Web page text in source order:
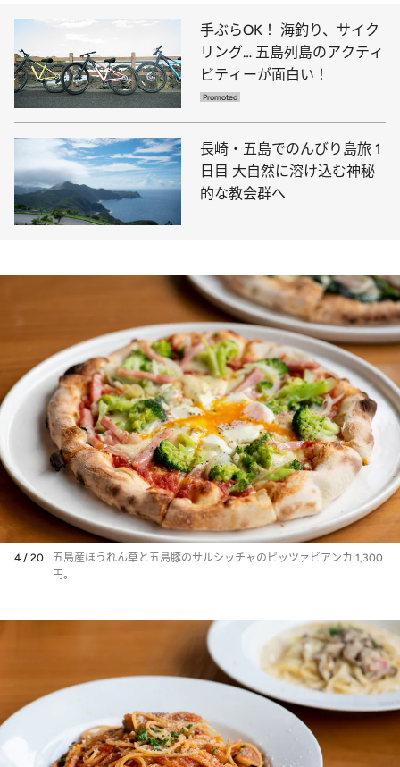
手ぶらOK！ 海釣り、サイク
リング… 五島列島のアクティ
ビティーが面白い！
長崎・五島でのんびり島旅 1
日目 大自然に溶け込む神秘
的な教会群へ
4 / 20
五島産ほうれん草と五島豚のサルシッチャのピッツァビアンカ 1,300
円。